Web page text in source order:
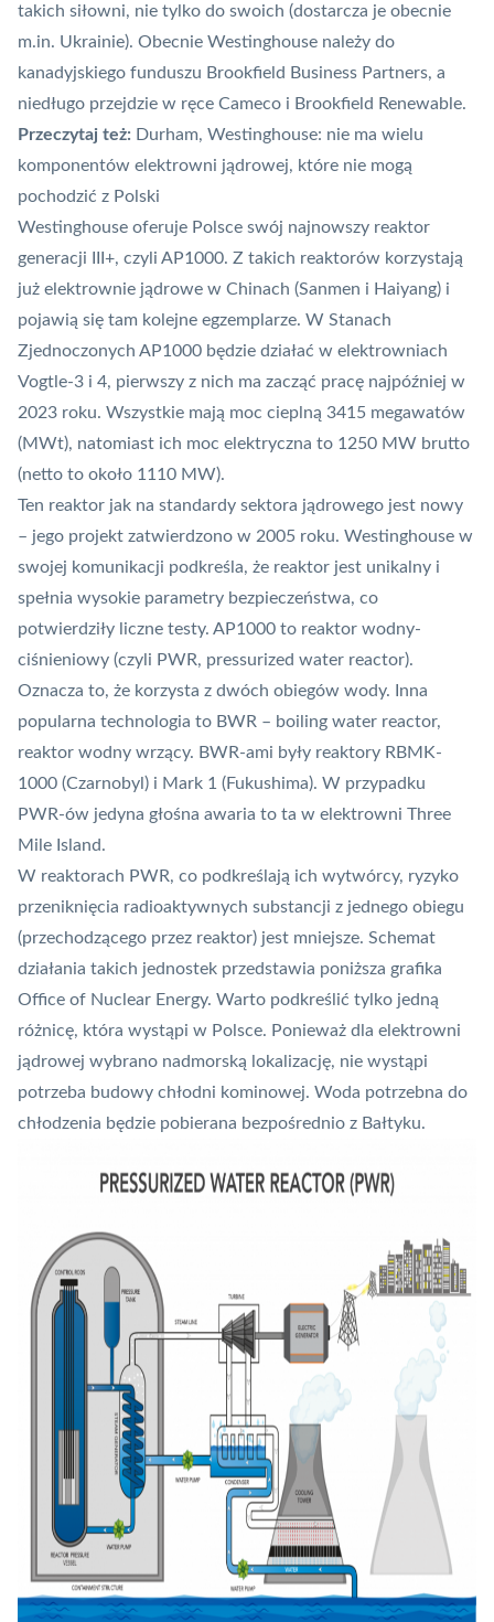
takich siłowni, nie tylko do swoich (dostarcza je obecnie
m.in. Ukrainie). Obecnie Westinghouse należy do
kanadyjskiego funduszu Brookfield Business Partners, a
niedługo przejdzie w ręce Cameco i Brookfield Renewable.
Przeczytaj też: Durham, Westinghouse: nie ma wielu
komponentów elektrowni jądrowej, które nie mogą
pochodzić z Polski
Westinghouse oferuje Polsce swój najnowszy reaktor
generacji III+, czyli AP1000. Z takich reaktorów korzystają
już elektrownie jądrowe w Chinach (Sanmen i Haiyang) i
pojawią się tam kolejne egzemplarze. W Stanach
Zjednoczonych AP1000 będzie działać w elektrowniach
Vogtle-3 i 4, pierwszy z nich ma zacząć pracę najpóźniej w
2023 roku. Wszystkie mają moc cieplną 3415 megawatów
(MWt), natomiast ich moc elektryczna to 1250 MW brutto
(netto to około 1110 MW).
Ten reaktor jak na standardy sektora jądrowego jest nowy
– jego projekt zatwierdzono w 2005 roku. Westinghouse w
swojej komunikacji podkreśla, że reaktor jest unikalny i
spełnia wysokie parametry bezpieczeństwa, co
potwierdziły liczne testy. AP1000 to reaktor wodny-
ciśnieniowy (czyli PWR, pressurized water reactor).
Oznacza to, że korzysta z dwóch obiegów wody. Inna
popularna technologia to BWR – boiling water reactor,
reaktor wodny wrzący. BWR-ami były reaktory RBMK-
1000 (Czarnobyl) i Mark 1 (Fukushima). W przypadku
PWR-ów jedyna głośna awaria to ta w elektrowni Three
Mile Island.
W reaktorach PWR, co podkreślają ich wytwórcy, ryzyko
przeniknięcia radioaktywnych substancji z jednego obiegu
(przechodzącego przez reaktor) jest mniejsze. Schemat
działania takich jednostek przedstawia poniższa grafika
Office of Nuclear Energy. Warto podkreślić tylko jedną
różnicę, która wystąpi w Polsce. Ponieważ dla elektrowni
jądrowej wybrano nadmorską lokalizację, nie wystąpi
potrzeba budowy chłodni kominowej. Woda potrzebna do
chłodzenia będzie pobierana bezpośrednio z Bałtyku.